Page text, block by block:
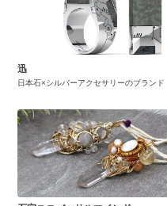
迅
日本石×シルバーアクセサリーのブランド